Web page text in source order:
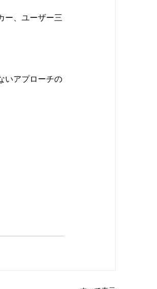
ー、ユーザー三
いアプローチの